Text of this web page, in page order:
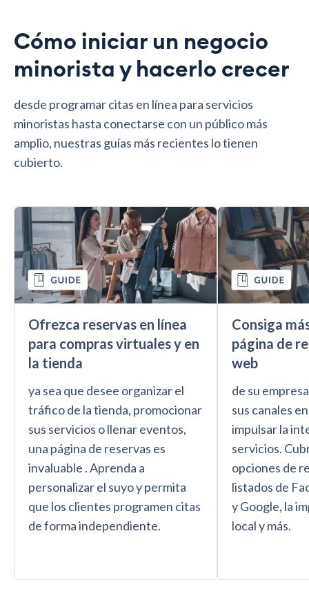
Cómo iniciar un negocio
minorista y hacerlo crecer
desde programar citas en línea para servicios
minoristas hasta conectarse con un público más
amplio, nuestras guías más recientes lo tienen
cubierto.
Ofrezca reservas en línea
para compras virtuales y en
la tienda
ya sea que desee organizar el
tráfico de la tienda, promocionar
sus servicios o llenar eventos,
una página de reservas es
invaluable . Aprenda a
personalizar el suyo y permita
que los clientes programen citas
de forma independiente.
Consiga
página de
web
de su
sus canales
impulsar la
servicios.
opciones de
listados de
y Google, la
local y más.